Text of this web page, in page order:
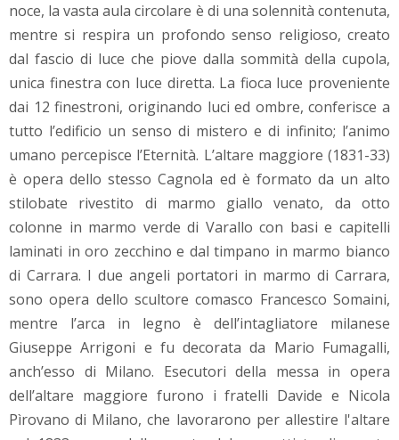
noce, la vasta aula circolare è di una solennità contenuta,
mentre si respira un profondo senso religioso, creato
dal fascio di luce che piove dalla sommità della cupola,
unica finestra con luce diretta. La fioca luce proveniente
dai 12 finestroni, originando luci ed ombre, conferisce a
tutto l’edificio un senso di mistero e di infinito; l’animo
umano percepisce l’Eternità. L’altare maggiore (1831-33)
è opera dello stesso Cagnola ed è formato da un alto
stilobate rivestito di marmo giallo venato, da otto
colonne in marmo verde di Varallo con basi e capitelli
laminati in oro zecchino e dal timpano in marmo bianco
di Carrara. I due angeli portatori in marmo di Carrara,
sono opera dello scultore comasco Francesco Somaini,
mentre l’arca in legno è dell’intagliatore milanese
Giuseppe Arrigoni e fu decorata da Mario Fumagalli,
anch’esso di Milano. Esecutori della messa in opera
dell’altare maggiore furono i fratelli Davide e Nicola
Pìrovano di Milano, che lavorarono per allestire l'altare